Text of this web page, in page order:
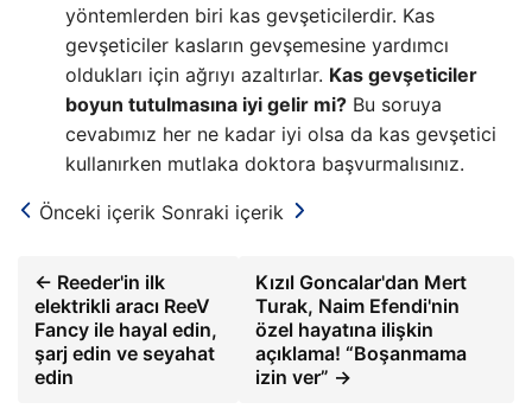
yöntemlerden biri kas gevşeticilerdir. Kas
gevşeticiler kasların gevşemesine yardımcı
oldukları için ağrıyı azaltırlar. Kas gevşeticiler
boyun tutulmasına iyi gelir mi? Bu soruya
cevabımız her ne kadar iyi olsa da kas gevşetici
kullanırken mutlaka doktora başvurmalısınız.
Önceki içerik Sonraki içerik
← Reeder'in ilk
elektrikli aracı ReeV
Fancy ile hayal edin,
şarj edin ve seyahat
edin
Kızıl Goncalar'dan Mert
Turak, Naim Efendi'nin
özel hayatına ilişkin
açıklama! “Boşanmama
izin ver” →